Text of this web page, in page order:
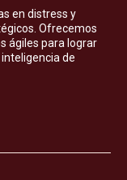
en distress y
Ofrecemos
ágiles para lograr
de